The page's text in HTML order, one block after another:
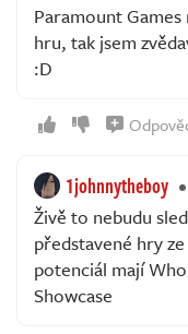
Paramount
hru, tak jsem
:D
1johnnytheboy
Živě to nebudu
představené hry
potenciál mají
Showcase